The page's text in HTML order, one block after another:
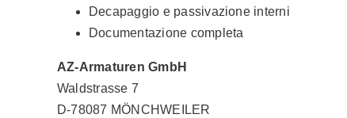
Decapaggio e passivazione interni
Documentazione completa
AZ-Armaturen GmbH
Waldstrasse 7
D-78087 MÖNCHWEILER